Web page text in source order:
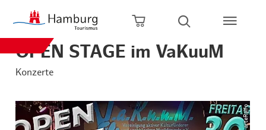
Zum Hauptinhalt springen
Zur Hauptnavigation springen
Zur Volltextsuche springen
Zum Footer springen
Warenkorb öffnen
Suche öffnen
OPEN STAGE im VaKuuM
Konzerte
© arteRalfo